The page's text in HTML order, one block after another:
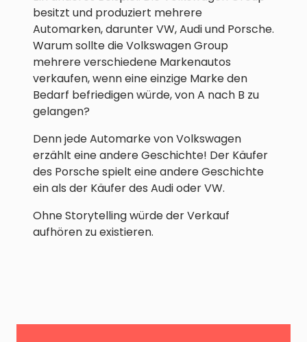
besitzt und produziert mehrere
Automarken, darunter VW, Audi und Porsche.
Warum sollte die Volkswagen Group
mehrere verschiedene Markenautos
verkaufen, wenn eine einzige Marke den
Bedarf befriedigen würde, von A nach B zu
gelangen?
Denn jede Automarke von Volkswagen
erzählt eine andere Geschichte! Der Käufer
des Porsche spielt eine andere Geschichte
ein als der Käufer des Audi oder VW.
Ohne Storytelling würde der Verkauf
aufhören zu existieren.